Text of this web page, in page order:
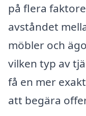
på flera
avståndet
möbler och
vilken typ av
få en mer
att begära